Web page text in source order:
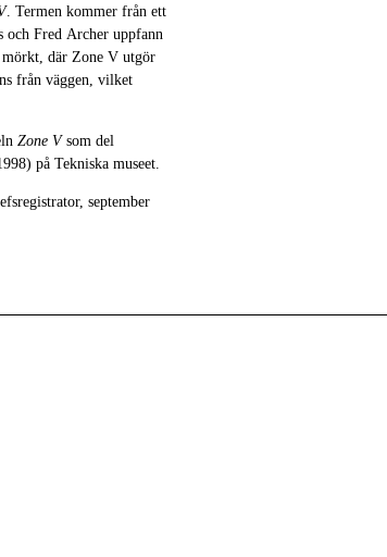
. Termen kommer från ett
och Fred Archer uppfann
där Zone V utgör
från väggen, vilket
Zone V som del
på Tekniska museet.
september